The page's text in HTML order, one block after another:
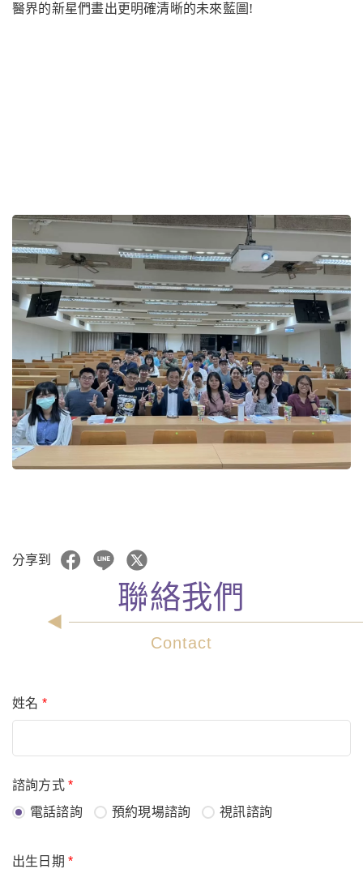
醫界的新星們畫出更明確清晰的未來藍圖 !
分享到
聯絡我們
Contact
姓名 *
諮詢方式*
電話諮詢
預約現場諮詢 視訊諮詢
出生日期*